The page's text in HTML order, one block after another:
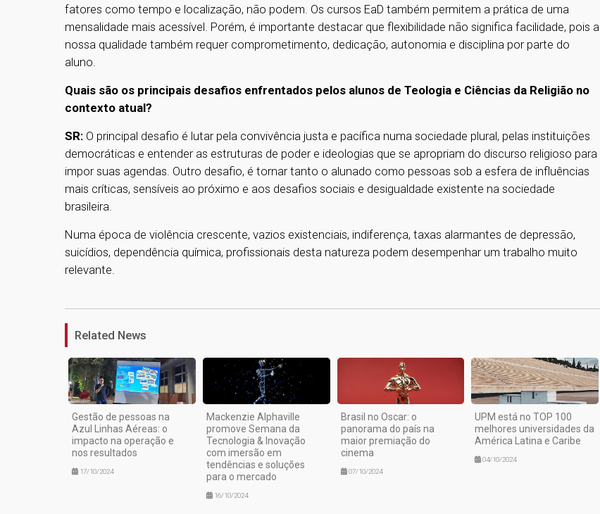
fatores como tempo e localização, não podem. Os cursos EaD também permitem a prática de uma
mensalidade mais acessível. Porém, é importante destacar que flexibilidade não significa facilidade, pois a
nossa qualidade também requer comprometimento, dedicação, autonomia e disciplina por parte do
aluno.
Quais são os principais desafios enfrentados pelos alunos de Teologia e Ciências da Religião no
contexto atual?
SR: O principal desafio é lutar pela convivência justa e pacífica numa sociedade plural, pelas instituições
democráticas e entender as estruturas de poder e ideologias que se apropriam do discurso religioso para
impor suas agendas. Outro desafio, é tornar tanto o alunado como pessoas sob a esfera de influências
mais críticas, sensíveis ao próximo e aos desafios sociais e desigualdade existente na sociedade
brasileira.
Numa época de violência crescente, vazios existenciais, indiferença, taxas alarmantes de depressão,
suicídios, dependência química, profissionais desta natureza podem desempenhar um trabalho muito
relevante.
Related News
Gestão de pessoas na
Azul Linhas Aéreas: o
impacto na operação e
nos resultados
17/10/2024
Mackenzie Alphaville
promove Semana da
Tecnologia & Inovação
com imersão em
tendências e soluções
para o mercado
16/10/2024
Brasil no Oscar: o
panorama do país na
maior premiação do
cinema
07/10/2024
UPM está no TOP 100
melhores universidades da
América Latina e Caribe
04/10/2024